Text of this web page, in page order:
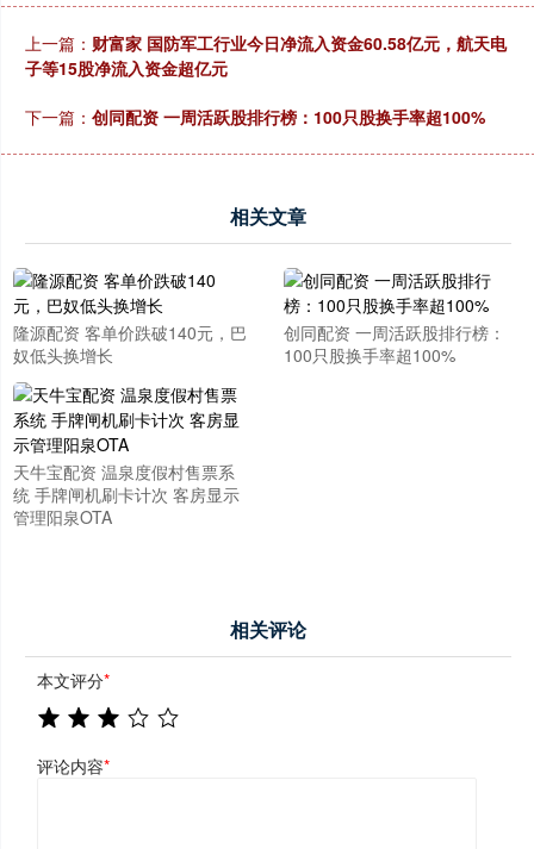
上一篇： 财富家 国防军工行业今日净流入资金60.58亿元，航天电
子等15股净流入资金超亿元
下一篇： 创同配资 一周活跃股排行榜：100只股换手率超100%
相关文章
隆源配资 客单价跌破140元，巴
奴低头换增长
创同配资 一周活跃股排行榜：
100只股换手率超100%
天牛宝配资 温泉度假村售票系
统 手牌闸机刷卡计次 客房显示
管理阳泉OTA
相关评论
本文评分*
评论内容*